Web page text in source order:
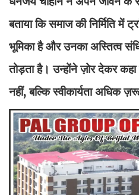
बताया कि समाज की निर्मिति में
भूमिका है और उनका अस्तित्व
तोड़ता है। उन्होंने ज़ोर देकर
नहीं, बल्कि स्वीकार्यता अधिक